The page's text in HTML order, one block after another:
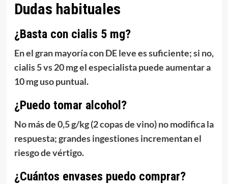
Dudas habituales
¿Basta con cialis 5 mg?
En elgran mayoríacon DE leve es suficiente; si no,
cialis 5 vs 20 mg el especialista puede aumentar a
10 mg uso puntual.
¿Puedo tomar alcohol?
No más de0,5 g/kg (2 copas de vino)no modifica la
respuesta; grandes ingestiones incrementan el
riesgo de vértigo.
¿Cuántos envases puedo comprar?